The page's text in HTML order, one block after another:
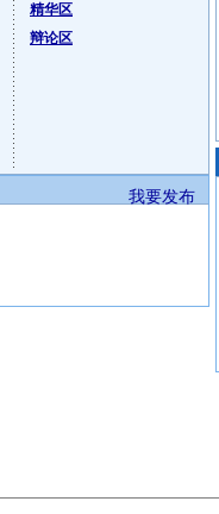
精华区
辩论区
我要发布